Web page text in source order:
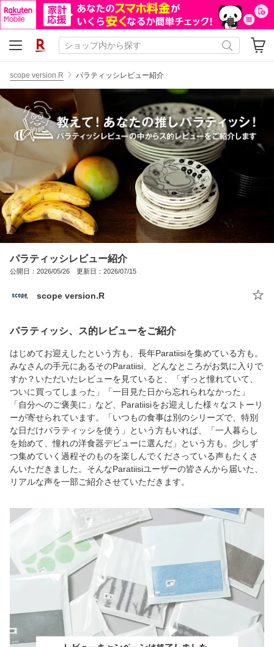
scope version.R パラティッシレビュー紹介
パラティッシレビュー紹介
公開日：2026/05/26 更新日：2026/07/15
scope version.R
パラティッシ、ス的レビューをご紹介
はじめてお迎えしたという方も、長年Paratiisiを集めている方も。
みなさんの手元にあるそのParatiisi、どんなところがお気に入りで
すか？いただいたレビューを見ていると、「ずっと憧れていて、
ついに買ってしまった」「一目見た日から忘れられなかった」
「自分へのご褒美に」など、Paratiisiをお迎えした様々なストーリ
ーが寄せられています。「いつもの食事は別のシリーズで、特別
な日だけパラティッシを使う」という方もいれば、「一人暮らし
を始めて、憧れの洋食器デビューに選んだ」という方も。少しず
つ集めていく過程そのものを楽しんでくださっている声もたくさ
んいただきました。そんなParatiisiユーザーの皆さんから届いた、
リアルな声を一部ご紹介させていただきます。